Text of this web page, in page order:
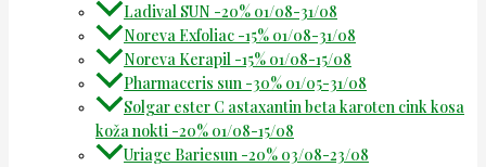
Ladival SUN -20% 01/08-31/08
Noreva Exfoliac -15% 01/08-31/08
Noreva Kerapil -15% 01/08-15/08
Pharmaceris sun -30% 01/05-31/08
Solgar ester C astaxantin beta karoten cink kosa
koža nokti -20% 01/08-15/08
Uriage Bariesun -20% 03/08-23/08